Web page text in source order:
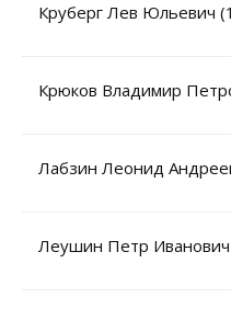
Круберг Лев Юльевич
Крюков Владимир
Лабзин Леонид
Леушин Петр Иванович